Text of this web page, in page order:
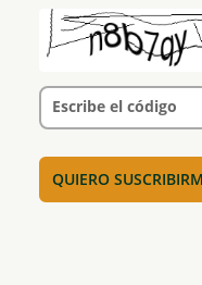
Escribe el código